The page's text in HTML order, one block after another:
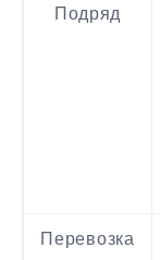
Подряд
Перевозка